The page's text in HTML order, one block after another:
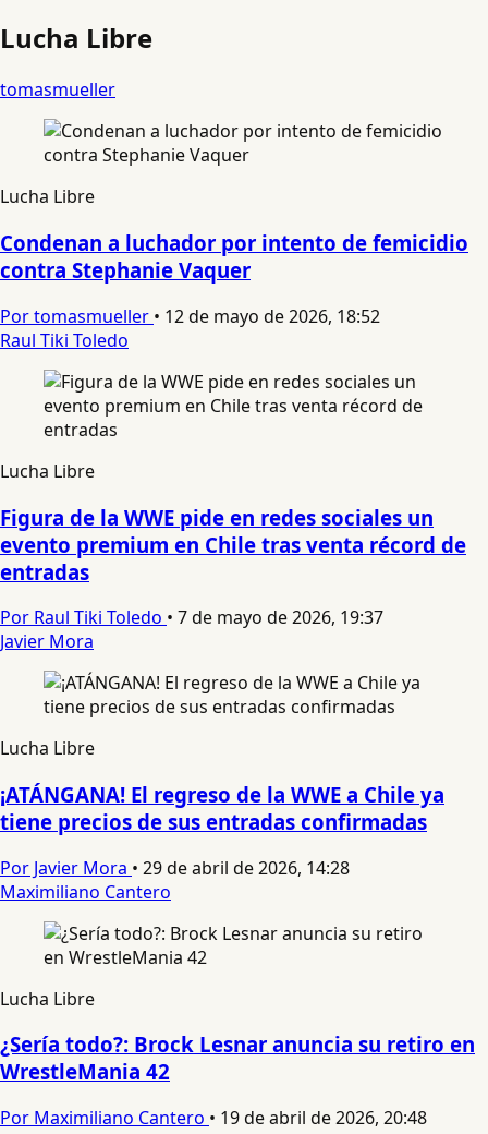
Lucha Libre
tomasmueller
Lucha Libre
Condenan a luchador por intento de femicidio
contra Stephanie Vaquer
Por tomasmueller • 12 de mayo de 2026, 18:52
Raul Tiki Toledo
Lucha Libre
Figura de la WWE pide en redes sociales un
evento premium en Chile tras venta récord de
entradas
Por Raul Tiki Toledo • 7 de mayo de 2026, 19:37
Javier Mora
Lucha Libre
¡ATÁNGANA! El regreso de la WWE a Chile ya
tiene precios de sus entradas confirmadas
Por Javier Mora • 29 de abril de 2026, 14:28
Maximiliano Cantero
Lucha Libre
¿Sería todo?: Brock Lesnar anuncia su retiro en
WrestleMania 42
Por Maximiliano Cantero • 19 de abril de 2026, 20:48